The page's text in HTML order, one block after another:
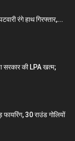
रंगे हाथ गिरफ्तार,...
सरकार की LPA खत्म;
30 राउंड गोलियों